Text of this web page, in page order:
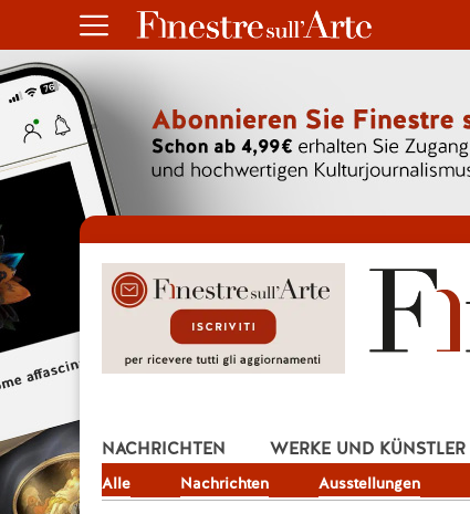
NACHRICHTEN
Alle Nachrichten Ausstellungen
WERKE UND KÜNSTLER
JOB